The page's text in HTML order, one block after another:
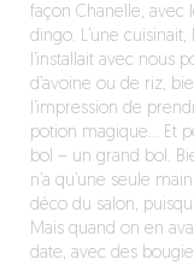
façon Chanelle, avec
dingo. L’une
l’installait avec nous
d’avoine ou de riz,
l’impression de
potion magique… Et
bol – un grand bol.
n’a qu’une seule
déco du salon,
Mais quand on en
date, avec des